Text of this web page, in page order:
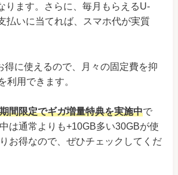
ります。さらに、毎月もらえるU-
払いに当てれば、スマホ代が実質
得に使えるので、月々の固定費を抑
利用できます。
期間限定でギガ増量特典を実施中で
は通常よりも+10GB多い30GBが使
お得なので、ぜひチェックしてくだ